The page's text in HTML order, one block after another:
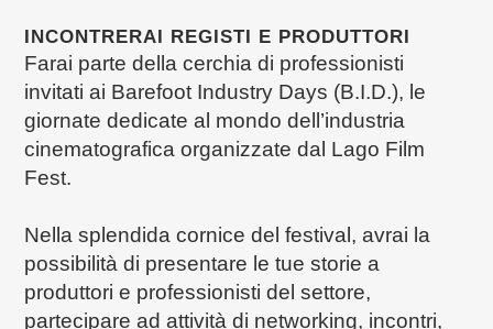
INCONTRERAI REGISTI E PRODUTTORI
Farai parte della cerchia di professionisti
invitati ai Barefoot Industry Days (B.I.D.), le
giornate dedicate al mondo dell’industria
cinematografica organizzate dal Lago Film
Fest.
Nella splendida cornice del festival, avrai la
possibilità di presentare le tue storie a
produttori e professionisti del settore,
partecipare ad attività di networking, incontri,